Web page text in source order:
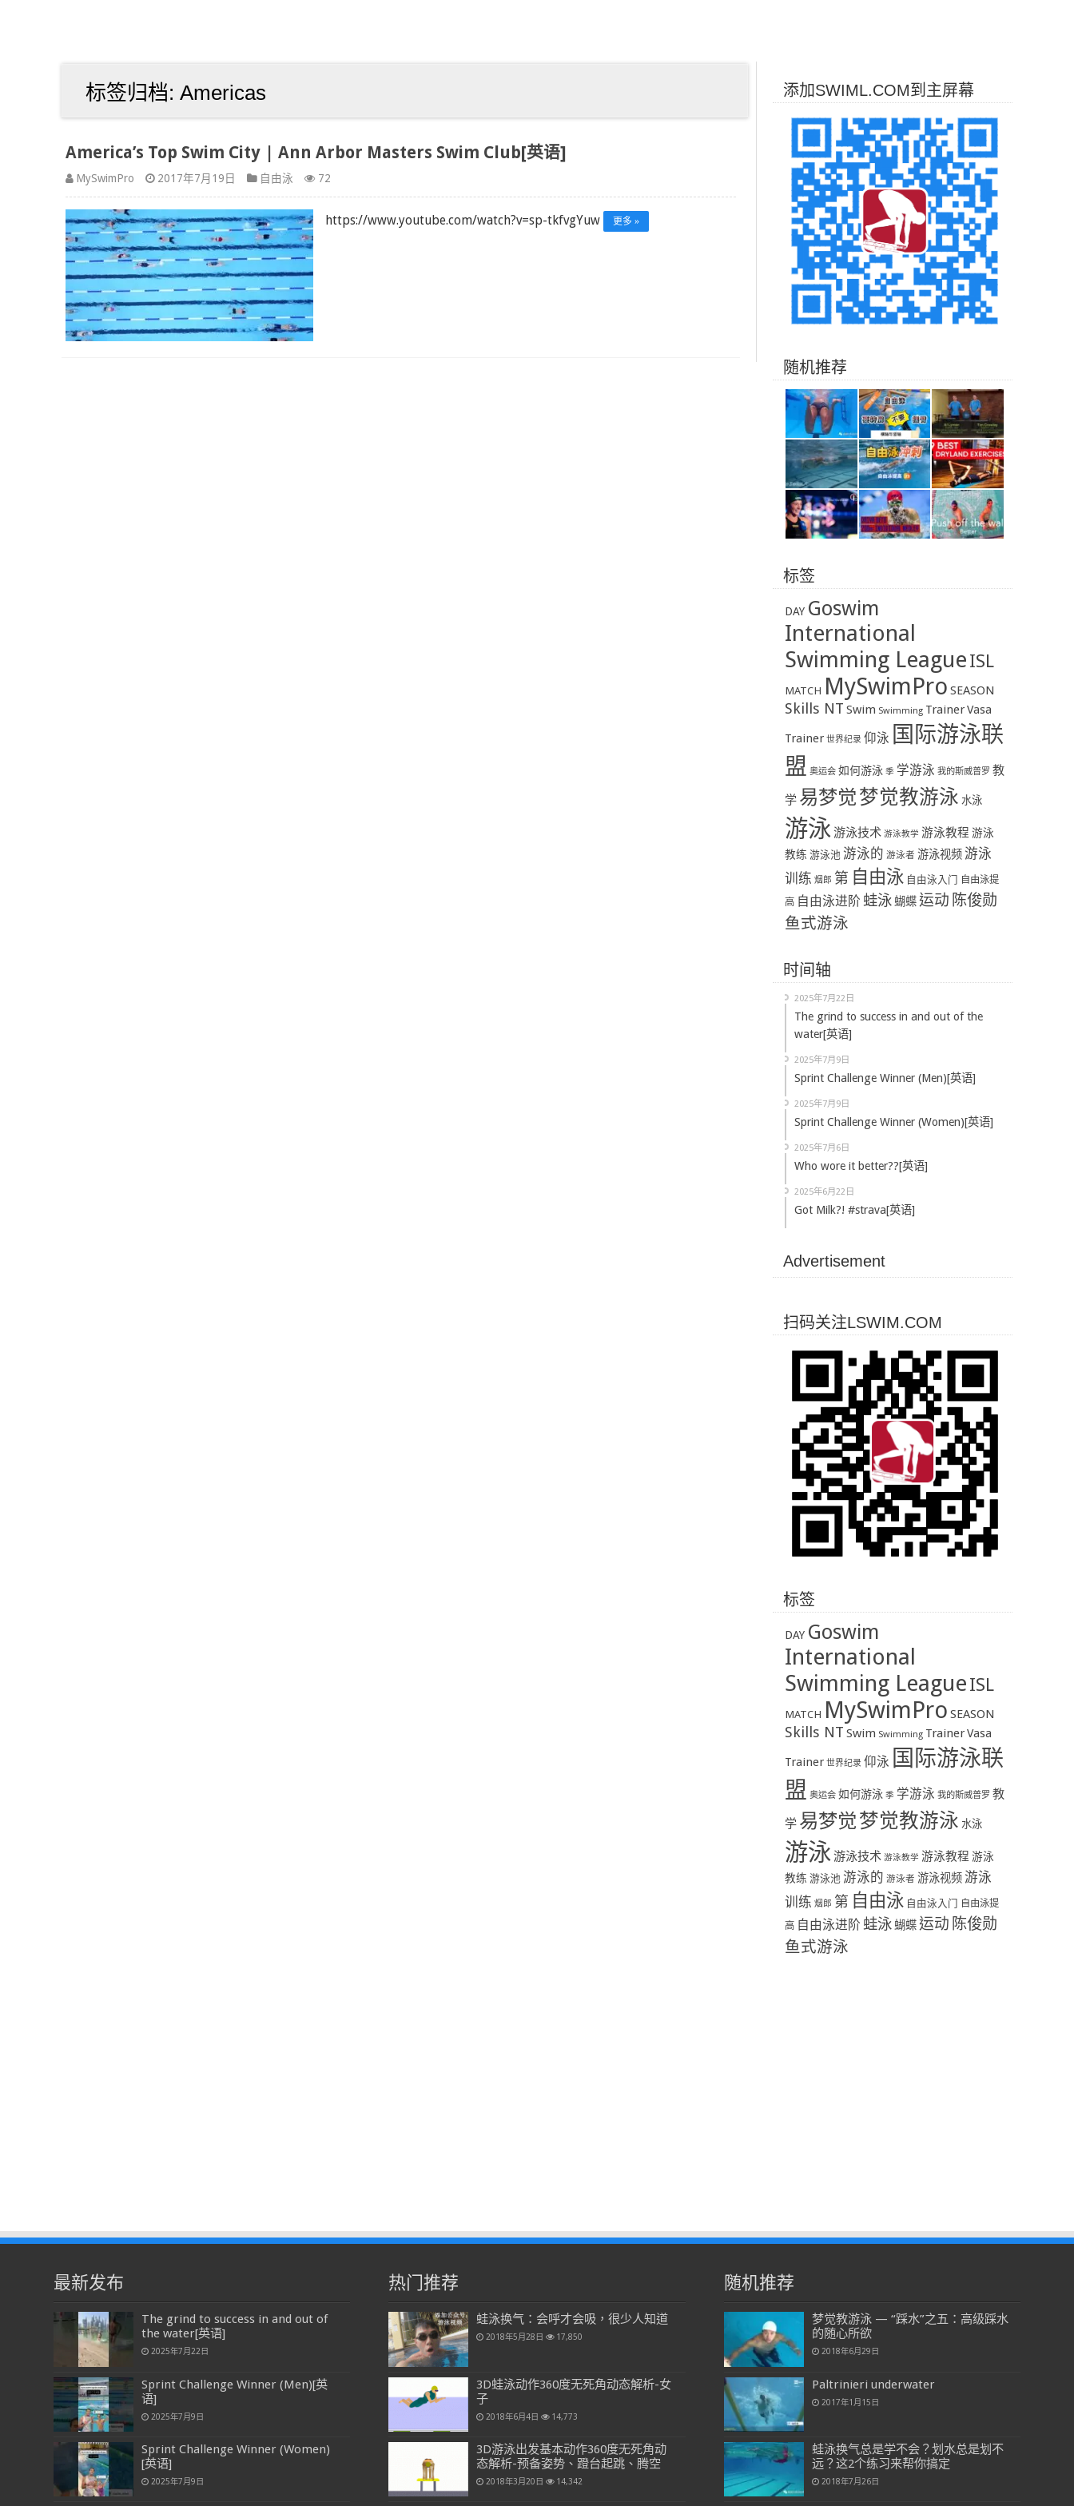
标签归档: Americas
America’s Top Swim City | Ann Arbor Masters Swim Club[英语]
MySwimPro 2017年7月19日 自由泳 72
https://www.youtube.com/watch?v=sp-tkfvgYuw 更多 »
添加SWIML.COM到主屏幕
随机推荐
标签
DAY Goswim
International
Swimming LeagueISL
MATCH MySwimPro SEASON
Skills NT Swim Swimming TrainerVasa
Trainer 世界纪录 仰泳 国际游泳联
盟 奥运会 如何游泳 季 学游泳 我的斯威普罗 教
学 易梦觉梦觉教游泳 水泳
游泳游泳技术 游泳教学 游泳教程 游泳
教练 游泳池 游泳的 游泳者 游泳视频 游泳
训练 烟郎 第 自由泳 自由泳入门 自由泳提
高 自由泳进阶 蛙泳蝴蝶运动 陈俊勋
鱼式游泳
时间轴
2025年7月22日
The grind to success in and out of the
water[英语]
2025年7月9日
Sprint Challenge Winner (Men)[英语]
2025年7月9日
Sprint Challenge Winner (Women)[英语]
2025年7月6日
Who wore it better??[英语]
2025年6月22日
Got Milk?! #strava[英语]
Advertisement
扫码关注LSWIM.COM
标签
DAY Goswim
International
Swimming LeagueISL
MATCH MySwimPro SEASON
Skills NT Swim Swimming TrainerVasa
Trainer 世界纪录 仰泳 国际游泳联
盟 奥运会 如何游泳 季 学游泳 我的斯威普罗 教
学 易梦觉梦觉教游泳 水泳
游泳游泳技术 游泳教学 游泳教程 游泳
教练 游泳池 游泳的 游泳者 游泳视频 游泳
训练 烟郎 第 自由泳 自由泳入门 自由泳提
高 自由泳进阶 蛙泳蝴蝶运动 陈俊勋
鱼式游泳
最新发布
The grind to success in and out of
the water[英语]
2025年7月22日
Sprint Challenge Winner (Men)[英
语]
2025年7月9日
Sprint Challenge Winner (Women)
[英语]
2025年7月9日
热门推荐
蛙泳换气：会呼才会吸，很少人知道
2018年5月28日 17,850
3D蛙泳动作360度无死角动态解析-女
子
2018年6月4日 14,773
3D游泳出发基本动作360度无死角动
态解析-预备姿势、蹬台起跳、腾空
2018年3月20日 14,342
随机推荐
梦觉教游泳 — “踩水”之五：高级踩水
的随心所欲
2018年6月29日
Paltrinieri underwater
2017年1月15日
蛙泳换气总是学不会？划水总是划不
远？这2个练习来帮你搞定
2018年7月26日